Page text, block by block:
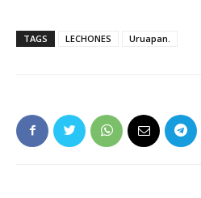
TAGS LECHONES Uruapan.